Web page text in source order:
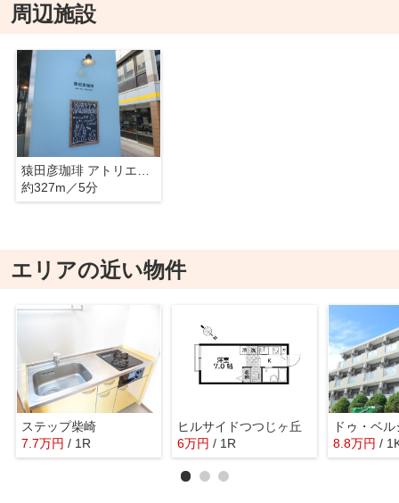
周辺施設
猿田彦珈琲 アトリエ仙川
約327m／5分
エリアの近い物件
ステップ柴崎
7.7万円 / 1R
ヒルサイドつつじヶ丘
6万円 / 1R
ドゥ・ベ
8.8万円 /